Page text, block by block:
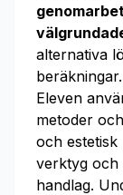
alternativa
beräkningar.
Eleven
metoder
och
verktyg och
handlag.